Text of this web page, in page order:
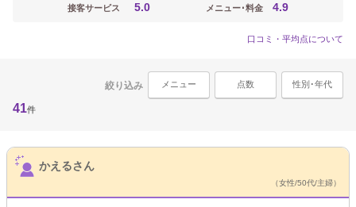
接客サービス 5.0 メニュー･料金 4.9
口コミ・平均点について
絞り込み メニュー 点数 性別･年代
41件
サロンPick Up
かえるさん
（女性/50代/主婦）